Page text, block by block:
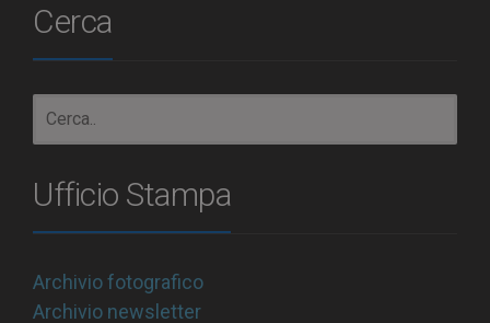
Cerca
Ufficio Stampa
Archivio fotografico
Archivio newsletter